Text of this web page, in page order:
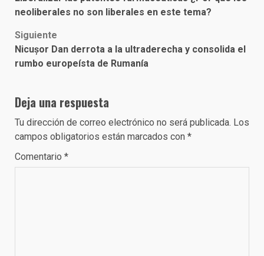
navigation
neoliberales no son liberales en este tema?
Siguiente
Nicușor Dan derrota a la ultraderecha y consolida el
rumbo europeísta de Rumanía
Deja una respuesta
Tu dirección de correo electrónico no será publicada. Los
campos obligatorios están marcados con *
Comentario *